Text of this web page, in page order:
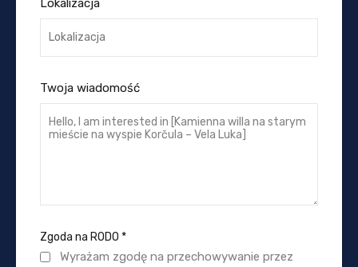
Lokalizacja
Twoja wiadomość
Zgoda na RODO *
Wyrażam zgodę na przechowywanie przez